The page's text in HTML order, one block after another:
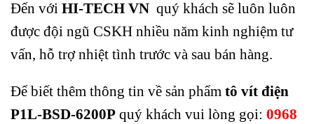
Đến với HI-TECH VN quý khách sẽ luôn luôn
được đội ngũ CSKH nhiều năm kinh nghiệm tư
vấn, hỗ trợ nhiệt tình trước và sau bán hàng.
Để biết thêm thông tin về sản phẩm tô vít điện
P1L-BSD-6200P quý khách vui lòng gọi: 0968